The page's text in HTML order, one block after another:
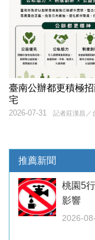
臺南公辦都更積極
宅
記者莊漢昌／
2026-07-31
推薦新聞
桃園5
影響
2026-